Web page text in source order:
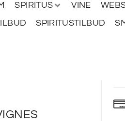
SPIRITUS VINE
SPIRITUSTILBUD